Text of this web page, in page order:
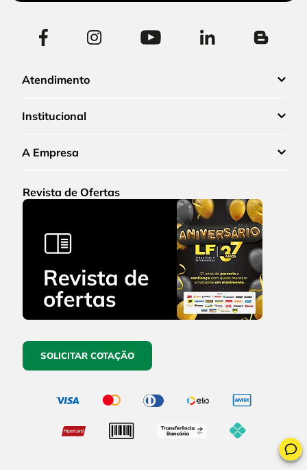
Atendimento
Institucional
A Empresa
Revista de Ofertas
SOLICITAR COTAÇÃO